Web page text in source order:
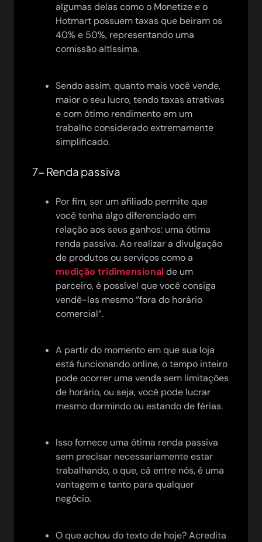
algumas delas como o Monetize e o
Hotmart possuem taxas que beiram os
40% e 50%, representando uma
comissão altíssima.
Sendo assim, quanto mais você vende,
maior o seu lucro, tendo taxas atrativas
e com ótimo rendimento em um
trabalho considerado extremamente
simplificado.
7- Renda passiva
Por fim, ser um afiliado permite que
você tenha algo diferenciado em
relação aos seus ganhos: uma ótima
renda passiva. Ao realizar a divulgação
de produtos ou serviços como a
medição tridimensionalde um
parceiro, é possível que você consiga
vendê-las mesmo “fora do horário
comercial”.
A partir do momento em que sua loja
está funcionando online, o tempo inteiro
pode ocorrer uma venda sem limitações
de horário, ou seja, você pode lucrar
mesmo dormindo ou estando de férias.
Isso fornece uma ótima renda passiva
sem precisar necessariamente estar
trabalhando, o que, cá entre nós, é uma
vantagem e tanto para qualquer
negócio.
O que achou do texto de hoje? Acredita